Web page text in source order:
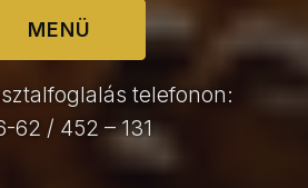
MENÜ
telefonon:
62 / 452 – 131